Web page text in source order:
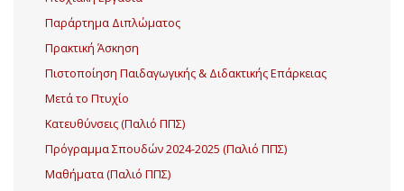
Παράρτημα Διπλώματος
Πρακτική Άσκηση
Πιστοποίηση Παιδαγωγικής & Διδακτικής Επάρκειας
Μετά το Πτυχίο
Κατευθύνσεις (Παλιό ΠΠΣ)
Πρόγραμμα Σπουδών 2024-2025 (Παλιό ΠΠΣ)
Μαθήματα (Παλιό ΠΠΣ)